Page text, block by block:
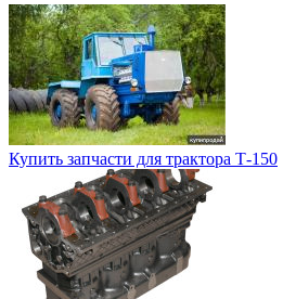
Купить запчасти для трактора Т-150